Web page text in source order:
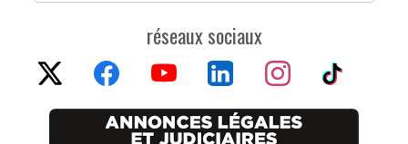
réseaux sociaux